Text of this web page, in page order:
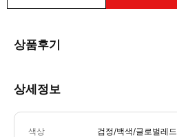
상품후기
상세정보
색상 검정/백색/글로벌레드